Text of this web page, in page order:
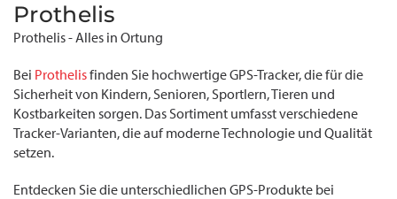
Prothelis
Prothelis - Alles in Ortung
Bei Prothelisfinden Sie hochwertige GPS-Tracker, die für die
Sicherheit von Kindern, Senioren, Sportlern, Tieren und
Kostbarkeiten sorgen. Das Sortiment umfasst verschiedene
Tracker-Varianten, die auf moderne Technologie und Qualität
setzen.
Entdecken Sie die unterschiedlichen GPS-Produkte bei